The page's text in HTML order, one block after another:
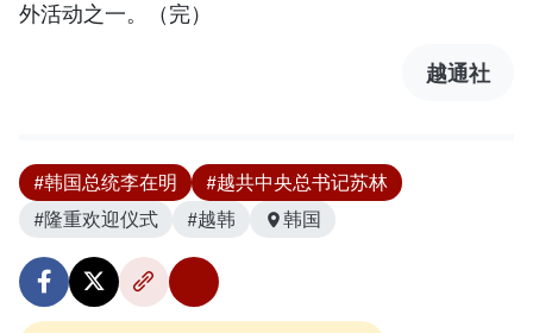
外活动之一。（完）
越通社
#韩国总统李在明
#越共中央总书记苏林
#隆重欢迎仪式
#越韩 韩国